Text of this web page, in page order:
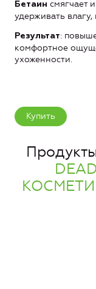
Бетаин смягчает
удерживать
Результат:
комфортное
ухоженности.
Купить